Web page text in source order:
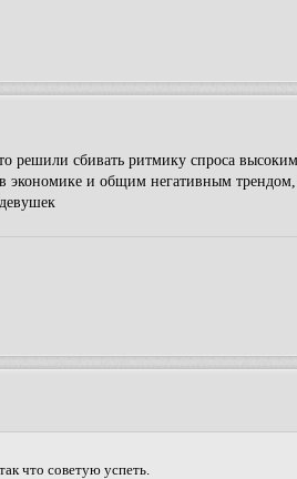
решили сбивать ритмику спроса
и общим негативным
что советую успеть.